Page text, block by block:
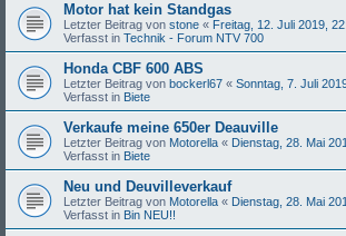
Motor hat kein Standgas
Letzter Beitrag von stone « Freitag, 12. Juli 2019,
Verfasst in Technik - Forum NTV 700
Honda CBF 600 ABS
Letzter Beitrag von bockerl67 « Sonntag, 7. Juli
Verfasst in Biete
Verkaufe meine 650er Deauville
Letzter Beitrag von Motorella « Dienstag, 28. Mai
Verfasst in Biete
Neu und Deuvilleverkauf
Letzter Beitrag von Motorella « Dienstag, 28. Mai
Verfasst in Bin NEU!!